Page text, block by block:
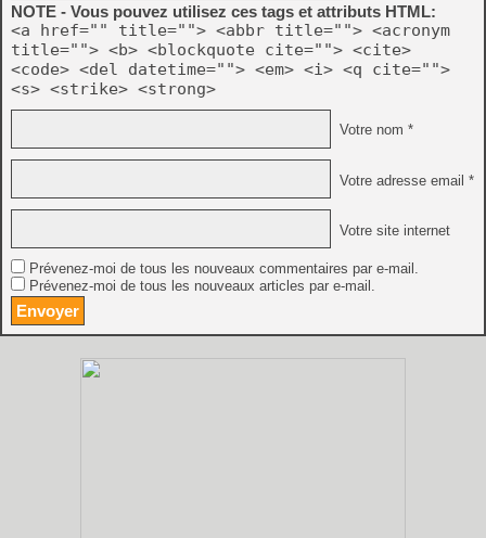
NOTE - Vous pouvez utilisez ces tags et attributs HTML:
<a href="" title=""> <abbr title=""> <acronym
title=""> <b> <blockquote cite=""> <cite>
<code> <del datetime=""> <em> <i> <q cite="">
<s> <strike> <strong>
Votre nom *
Votre adresse email *
Votre site internet
Prévenez-moi de tous les nouveaux commentaires par e-mail.
Prévenez-moi de tous les nouveaux articles par e-mail.